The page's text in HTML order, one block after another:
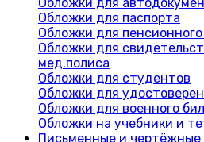
Обложки для паспорта
Обложки для
Обложки для
мед.полиса
Обложки для студентов
Обложки для
Обложки для военного
Обложки на учебники и
Письменные и